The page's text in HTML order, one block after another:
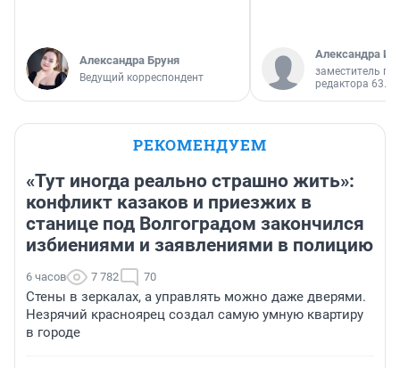
Александра Бруня
Ведущий корреспондент
Александра
заместитель
редактора 63.RU
РЕКОМЕНДУЕМ
«Тут иногда реально страшно жить»:
конфликт казаков и приезжих в
станице под Волгоградом закончился
избиениями и заявлениями в полицию
6 часов 7 782 70
Стены в зеркалах, а управлять можно даже дверями.
Незрячий красноярец создал самую умную квартиру
в городе